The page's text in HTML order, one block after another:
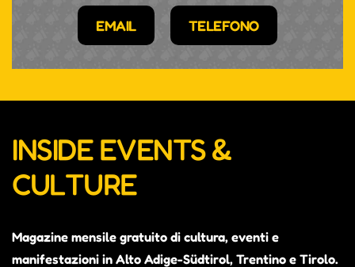
EMAIL TELEFONO
INSIDE EVENTS &
CULTURE
Magazine mensile gratuito di cultura, eventi e
manifestazioni in Alto Adige-Südtirol, Trentino e Tirolo.